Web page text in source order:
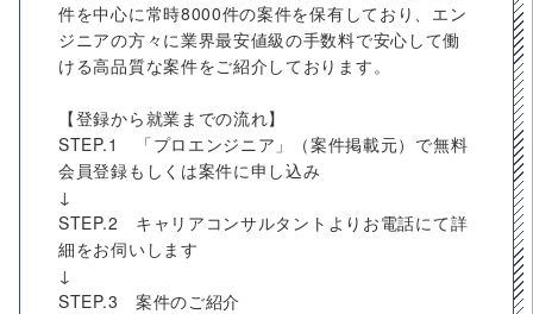
件を中心に常時8000件の案件を保有しており、エン
ジニアの方々に業界最安値級の手数料で安心して働
ける高品質な案件をご紹介しております。
【登録から就業までの流れ】
STEP.1 「プロエンジニア」（案件掲載元）で無料
会員登録もしくは案件に申し込み
↓
STEP.2 キャリアコンサルタントよりお電話にて詳
細をお伺いします
↓
STEP.3 案件のご紹介